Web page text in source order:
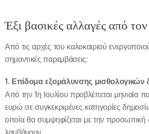
Έξι βασικές αλλαγές από τον
Από τις αρχές του καλοκαιριού
σημαντικές παρεμβάσεις:
1. Επίδομα εξομάλυνσης μισθολογικών
Από την 1η Ιουλίου προβλέπεται μηνιαία
ευρώ σε συγκεκριμένες κατηγορίες
οποία θα συμψηφίζεται με την
λαμβάνουν.